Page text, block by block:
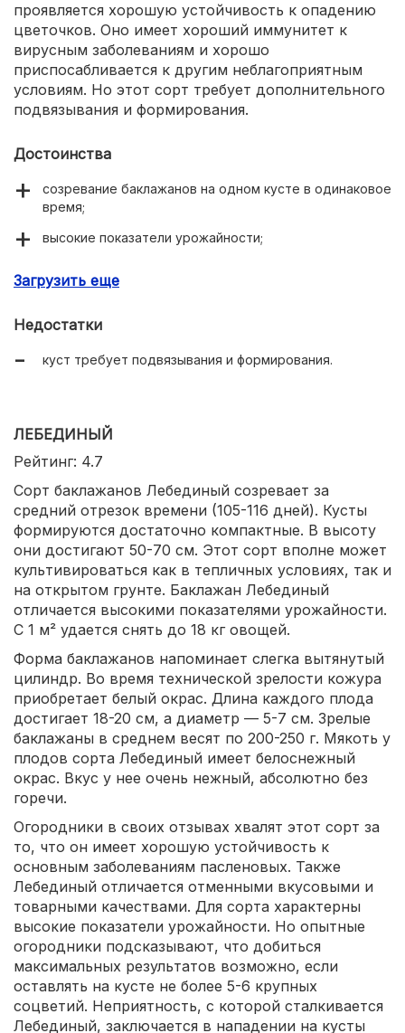
проявляется хорошую устойчивость к опадению
цветочков. Оно имеет хороший иммунитет к
вирусным заболеваниям и хорошо
приспосабливается к другим неблагоприятным
условиям. Но этот сорт требует дополнительного
подвязывания и формирования.
Достоинства
созревание баклажанов на одном кусте в одинаковое
время;
высокие показатели урожайности;
устойчивость к вирусным заболеваниям.
Загрузить еще
Недостатки
куст требует подвязывания и формирования.
ЛЕБЕДИНЫЙ
Рейтинг: 4.7
Сорт баклажанов Лебединый созревает за
средний отрезок времени (105-116 дней). Кусты
формируются достаточно компактные. В высоту
они достигают 50-70 см. Этот сорт вполне может
культивироваться как в тепличных условиях, так и
на открытом грунте. Баклажан Лебединый
отличается высокими показателями урожайности.
С 1 м² удается снять до 18 кг овощей.
Форма баклажанов напоминает слегка вытянутый
цилиндр. Во время технической зрелости кожура
приобретает белый окрас. Длина каждого плода
достигает 18-20 см, а диаметр — 5-7 см. Зрелые
баклажаны в среднем весят по 200-250 г. Мякоть у
плодов сорта Лебединый имеет белоснежный
окрас. Вкус у нее очень нежный, абсолютно без
горечи.
Огородники в своих отзывах хвалят этот сорт за
то, что он имеет хорошую устойчивость к
основным заболеваниям пасленовых. Также
Лебединый отличается отменными вкусовыми и
товарными качествами. Для сорта характерны
высокие показатели урожайности. Но опытные
огородники подсказывают, что добиться
максимальных результатов возможно, если
оставлять на кусте не более 5-6 крупных
соцветий. Неприятность, с которой сталкивается
Лебединый, заключается в нападении на кусты